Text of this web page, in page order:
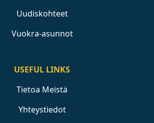
Uudiskohteet
Vuokra-asunnot
USEFUL LINKS
Tietoa Meistä
Yhteystiedot